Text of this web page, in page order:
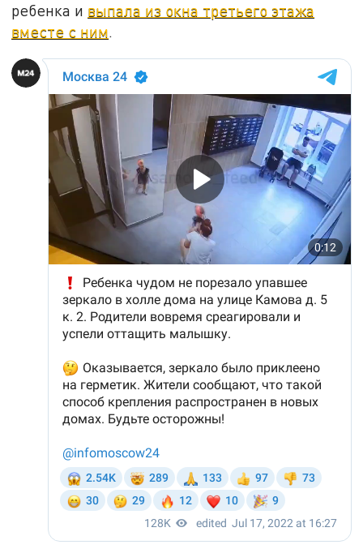
ребенка и выпала из окна третьего этажа
вместе с ним.